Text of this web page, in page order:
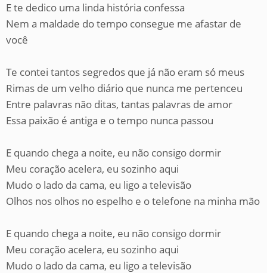
E te dedico uma linda história confessa
Nem a maldade do tempo consegue me afastar de
você
Te contei tantos segredos que já não eram só meus
Rimas de um velho diário que nunca me pertenceu
Entre palavras não ditas, tantas palavras de amor
Essa paixão é antiga e o tempo nunca passou
E quando chega a noite, eu não consigo dormir
Meu coração acelera, eu sozinho aqui
Mudo o lado da cama, eu ligo a televisão
Olhos nos olhos no espelho e o telefone na minha mão
E quando chega a noite, eu não consigo dormir
Meu coração acelera, eu sozinho aqui
Mudo o lado da cama, eu ligo a televisão